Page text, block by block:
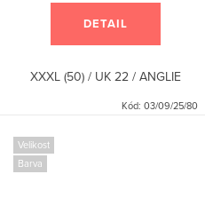
DETAIL
XXXL (50) / UK 22 / ANGLIE
Kód: 03/09/25/80
Velikost
Barva